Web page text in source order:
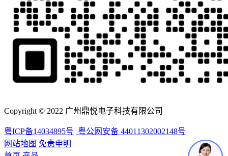
Copyright © 2022 广州鼎悦电子科技有限公司
粤ICP备14034895号 粤公网安备 44011302002148号
网站地图 免责申明